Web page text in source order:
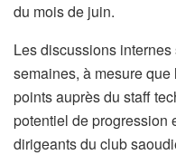
du mois de juin.
Les discussions
semaines, à mesure
points auprès du staff
potentiel de progression
dirigeants du club